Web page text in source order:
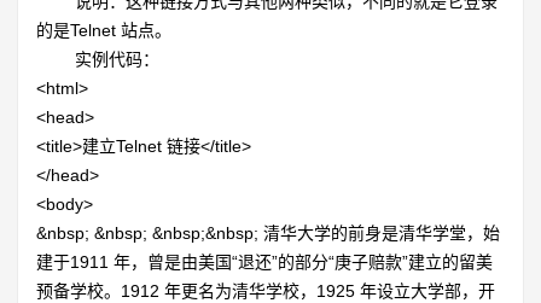
的是Telnet 站点。
实例代码：
<html>
<head>
<title>建立Telnet 链接</title>
</head>
<body>
&nbsp; &nbsp; &nbsp;&nbsp; 清华大学的前身是清华学堂，始
建于1911 年，曾是由美国“退还”的部分“庚子赔款”建立的留美
预备学校。1912 年更名为清华学校，1925 年设立大学部，开